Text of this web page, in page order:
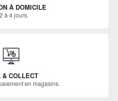
À DOMICILE
à 4 jours.
& COLLECT
en magasins.